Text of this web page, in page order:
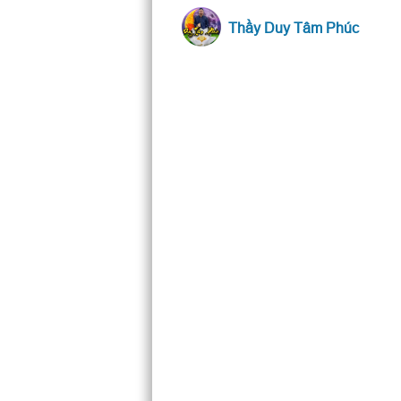
Thầy Duy Tâm Phúc